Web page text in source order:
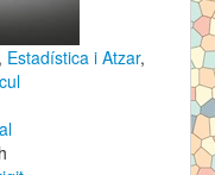
, Estadística i Atzar,